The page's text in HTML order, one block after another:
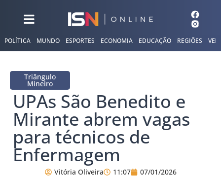
POLÍTICA MUNDO ESPORTES ECONOMIA EDUCAÇÃO REGIÕES
Triângulo
Mineiro
UPAs São Benedito e
Mirante abrem vagas
para técnicos de
Enfermagem
Vitória Oliveira 11:07 07/01/2026